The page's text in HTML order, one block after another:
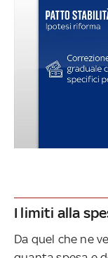
I limiti alla
Da quel che ne